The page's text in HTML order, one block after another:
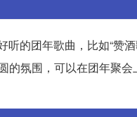
听的团年歌曲，比如“赞酒
的氛围，可以在团年聚